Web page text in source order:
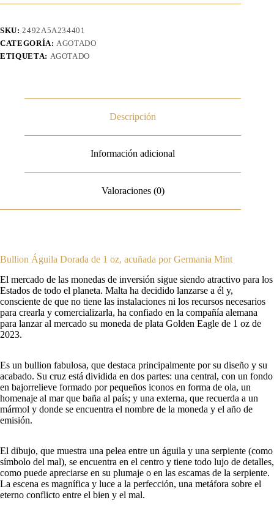
SKU:2492A5A234401
CATEGORÍA:AGOTADO
ETIQUETA: AGOTADO
Descripción
Información adicional
Valoraciones (0)
Bullion Águila Dorada de 1 oz, acuñada por Germania Mint
El mercado de las monedas de inversión sigue siendo atractivo para los
Estados de todo el planeta. Malta ha decidido lanzarse a él y,
consciente de que no tiene las instalaciones ni los recursos necesarios
para crearla y comercializarla, ha confiado en la compañía alemana
para lanzar al mercado su moneda de plata Golden Eagle de 1 oz de
2023.
Es un bullion fabulosa, que destaca principalmente por su diseño y su
acabado. Su cruz está dividida en dos partes: una central, con un fondo
en bajorrelieve formado por pequeños iconos en forma de ola, un
homenaje al mar que baña al país; y una externa, que recuerda a un
mármol y donde se encuentra el nombre de la moneda y el año de
emisión.
El dibujo, que muestra una pelea entre un águila y una serpiente (como
símbolo del mal), se encuentra en el centro y tiene todo lujo de detalles,
como puede apreciarse en su plumaje o en las escamas de la serpiente.
La escena es magnífica y luce a la perfección, una metáfora sobre el
eterno conflicto entre el bien y el mal.